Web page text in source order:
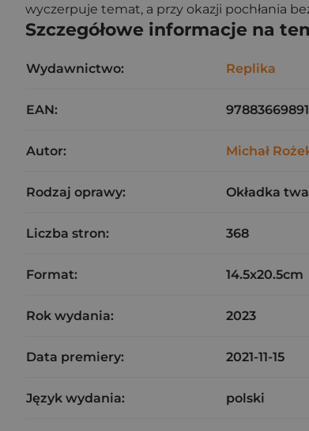
wyczerpuje temat, a przy okazji pochłania
Szczegółowe informacje na
Wydawnictwo: Replika
EAN:
Autor: Michał
Rodzaj oprawy: Okładka
Liczba stron: 368
Format: 14.5x20.5cm
Rok wydania: 2023
Data premiery: 2021-11-15
Język wydania: polski